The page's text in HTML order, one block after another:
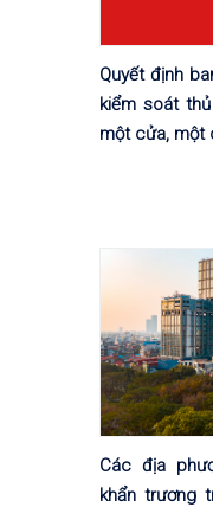
Quyết định
kiểm soát
một cửa, một
Các địa
khẩn trương